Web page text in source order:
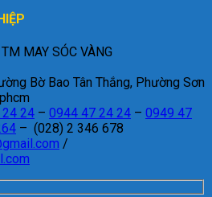
MAY SÓC VÀNG
Bờ Bao Tân Thắng, Phường Sơn
24 – 0944 47 24 24 – 0949 47
– (028) 2 346 678
/